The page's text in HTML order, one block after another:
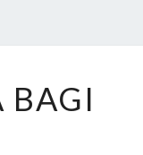
BAGI